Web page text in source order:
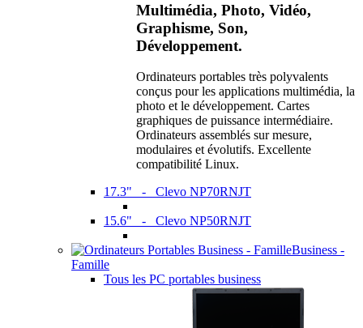
Multimédia, Photo, Vidéo,
Graphisme, Son,
Développement.
Ordinateurs portables très polyvalents
conçus pour les applications multimédia, la
photo et le développement. Cartes
graphiques de puissance intermédiaire.
Ordinateurs assemblés sur mesure,
modulaires et évolutifs. Excellente
compatibilité Linux.
17.3" - Clevo NP70RNJT
15.6" - Clevo NP50RNJT
Business -
Famille
Tous les PC portables business